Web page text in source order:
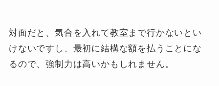
対面だと、気合を入れて教室まで行かないとい
けないですし、最初に結構な額を払うことにな
るので、強制力は高いかもしれません。